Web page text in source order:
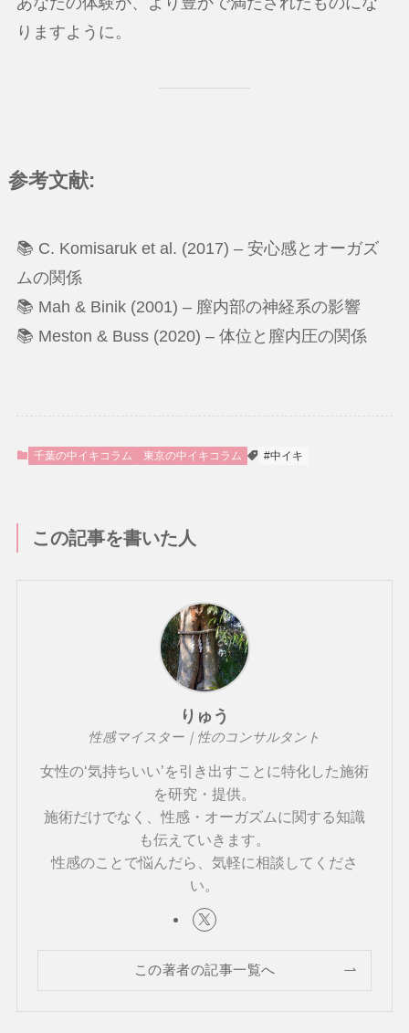
りますように。
参考文献:
📚 C. Komisaruk et al. (2017) – 安心感とオーガズ
ムの関係
📚 Mah & Binik (2001) – 膣内部の神経系の影響
📚 Meston & Buss (2020) – 体位と膣内圧の関係
千葉の中イキコラム 東京の中イキコラム #中イキ
この記事を書いた人
りゅう
性感マイスター｜性のコンサルタント
女性の‘気持ちいい’を引き出すことに特化した施術
を研究・提供。
施術だけでなく、性感・オーガズムに関する知識
も伝えていきます。
性感のことで悩んだら、気軽に相談してくださ
い。
この著者の記事一覧へ